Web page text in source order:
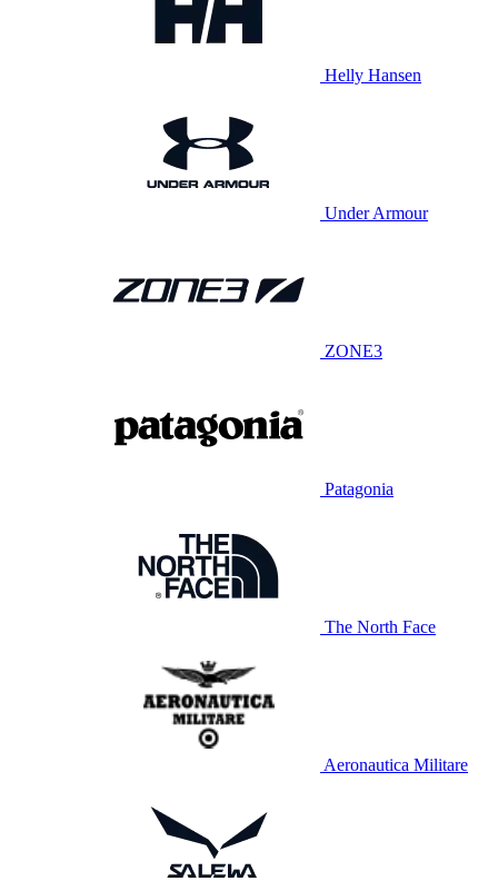
Helly Hansen
Under Armour
ZONE3
Patagonia
The North Face
Aeronautica Militare